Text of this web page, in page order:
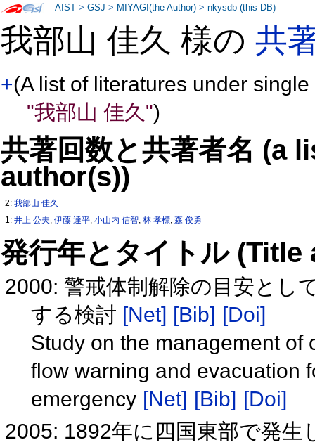
我部山 佳久 様の共
+(A list of literatures under
"我部山 佳久")
共著回数と共著者名 (a
author(s))
2:我部山 佳久
1:井上 公夫,伊藤 達平,小山内 信智,林 孝標,森 俊勇
発行年とタイトル
2000: 警戒体制解除の目安とし
する検討 [Net] [Bib] [Doi]
Study on the management of
flow warning and evacuation
emergency [Net] [Bib] [Doi]
2005: 1892年に四国東部で発
AIST >GSJ > MIYAGI(the Author) >nkysdb (this DB)